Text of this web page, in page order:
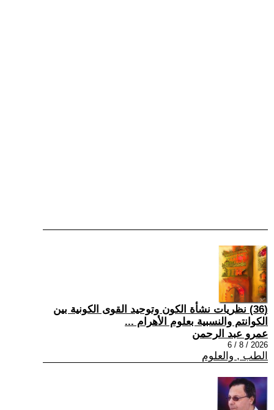
(36) نظريات نشأة الكون وتوحيد القوى الكونية بين
الكوانتم والنسبية بعلوم الأهرام ...
عمرو عبد الرحمن
2026 / 8 / 6
الطب , والعلوم